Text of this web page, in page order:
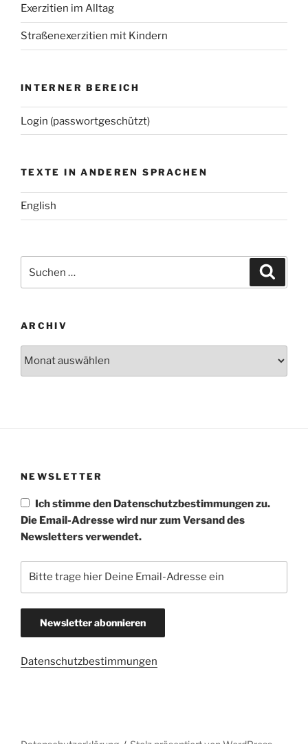
Exerzitien im Alltag
Straßenexerzitien mit Kindern
INTERNER BEREICH
Login (passwortgeschützt)
TEXTE IN ANDEREN SPRACHEN
English
nach:
ARCHIV
NEWSLETTER
Ich stimme den Datenschutzbestimmungen zu.
Die Email-Adresse wird nur zum Versand des
Newsletters verwendet.
Datenschutzbestimmungen